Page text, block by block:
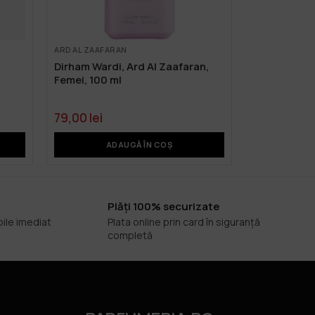
ARD AL ZAAFARAN
Dirham Wardi, Ard Al Zaafaran,
Femei, 100 ml
79,00 lei
ADAUGĂ ÎN COȘ
imediat
Plăți 100% securizate
Plata online prin card în siguranță
completă